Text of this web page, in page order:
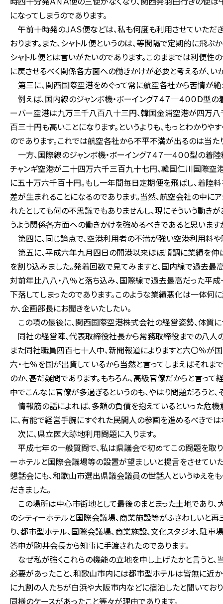
になってしまうのであります。
午前十時発のＪＡＳ便などは、私も何度も利用させていただ
おります。また、シャトル便というのは、等間隔で定期的に飛ぶ
シャトル便とは言いがたいのであります。このままでは利便性
に戻させるべく関係各方面への働きかけが必要と考えるが、い
第三に、関西国際空港をめぐって常に航空各社から苦情が
例えば、国内線のジャンボ機・ボーイング７４７─４００Ｄ
ーバー空港は九万三千八百八十三円、韓国金浦空港が四万
百三十円も高いことになります。というよりも、もっとわかり
のであります。これでは航空各社から不平不満が出るのは当た
一方、国際線のジャンボ機・ボーイング７４７─４００型の
チャンギ空港が二十四万六千三百九十七円、韓国仁川国際空
に五十万六千百十円。もし一年間毎日定期便を飛ばし、着陸
差が生まれることになるのであります。当然、航空会社の中
れたとしても何の不思議でもありませんし、現にそういう動
うよう関係各方面への働きかけを強めるべきであると思います
第四に、同じ論点で、空港利用者の不満が強い空港利用料
第五に、平成六年九月四日の開港以来ほぼ順調に業績を伸
を割り込みました。発着回数で見てみますと、国内線で過去
対前年比八八・八％と落ち込み、国際線で過去最高だった平
下落してしまったのであります。このような業績悪化は一体何
か、企画部長にお聞きをいたしたい。
この項の最後に、関西国際空港株式会社の経営姿勢、体質に
同社の経営陣、代表取締役社長から常務取締役までの八人
また同社職員四百七十人中、新聞報道によりますと六〇％が
六・七％を国が出資しているから当然と言ってしまえばそれ
のか、甚だ疑問であります。もちろん、高級官僚だからと言っ
中でこんなに官僚が多過ぎるというのも、やはり問題だろうと、
情報筋の話によれば、多額の負債を抱えているといった危機
に、有能で経営手腕にすぐれた民間人の参画を進めるべきで
次に、県立医大跡地利用問題に入ります。
平成七年の一般質問で、私は県議会で初めてこの問題を取
ーホテルと国際会議場等の設置が望ましいと提言をさせてい
懇話会にも、和歌山市選出県議会議員の世話人というゆえを
だきました。
この場所は中心市街地として最後のまとまった土地であり、
のシティーホテルと国際会議場、商業施設等がふさわしいと
り、都市型ホテル、国際会議場、商業施設、文化スタジオ、駐
答申が駒井会長から知事に手渡されたのであります。
なぜ私が強くこれらの機能の立地を申し上げたかと言うと
必要があったこと、和歌山市内には都市型ホテルは皆無に近
に九割の人たちが白浜や大阪市内などに宿泊したと聞いてお
同様のケースがあったこと等々が理由であります。